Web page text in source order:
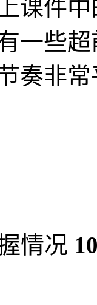
课件
一些
奏非
情况